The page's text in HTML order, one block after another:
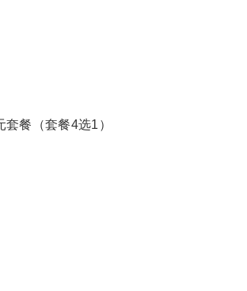
餐（套餐4选1）